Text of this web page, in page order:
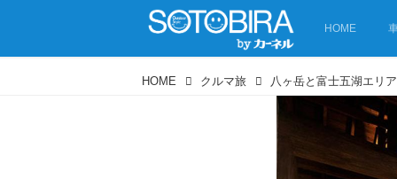
HOME
HOME クルマ旅